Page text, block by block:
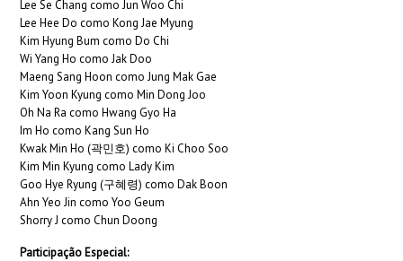
Lee Se Chang como Jun Woo Chi
Lee Hee Do como Kong Jae Myung
Kim Hyung Bum como Do Chi
Wi Yang Ho como Jak Doo
Maeng Sang Hoon como Jung Mak Gae
Kim Yoon Kyung como Min Dong Joo
Oh Na Ra como Hwang Gyo Ha
Im Ho como Kang Sun Ho
Kwak Min Ho (곽민호) como Ki Choo Soo
Kim Min Kyung como Lady Kim
Goo Hye Ryung (구혜령) como Dak Boon
Ahn Yeo Jin como Yoo Geum
Shorry J como Chun Doong
Participação Especial: